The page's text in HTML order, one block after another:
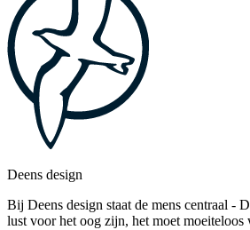
Deens design
Bij Deens design staat de mens centraal -
lust voor het oog zijn, het moet